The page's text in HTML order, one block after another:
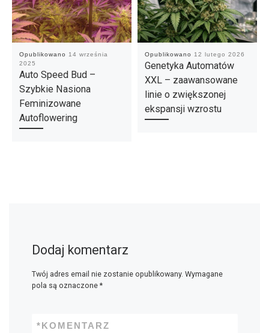
Opublikowano
14 września
2025
Auto Speed Bud –
Szybkie Nasiona
Feminizowane
Autoflowering
Opublikowano 12 lutego 2026
Genetyka Automatów
XXL – zaawansowane
linie o zwiększonej
ekspansji wzrostu
Dodaj komentarz
Twój adres email nie zostanie opublikowany. Wymagane
pola są oznaczone *
KOMENTARZ
*